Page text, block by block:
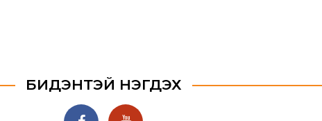
БИДЭНТЭЙ НЭГДЭХ